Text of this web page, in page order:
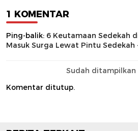
1 KOMENTAR
Ping-balik: 6 Keutamaan Sedekah
Masuk Surga Lewat Pintu Sedekah -
Sudah ditampilkan
Komentar ditutup.